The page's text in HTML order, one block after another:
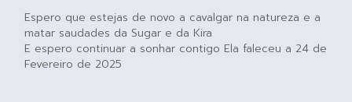
Espero que estejas de novo a cavalgar na natureza e a
matar saudades da Sugar e da Kira
E espero continuar a sonhar contigo Ela faleceu a 24 de
Fevereiro de 2025